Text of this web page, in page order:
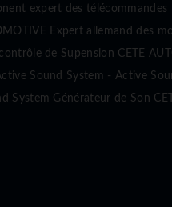
expert des
Expert allemand des
de Supension CETE
Sound System - Active
System Générateur de Son